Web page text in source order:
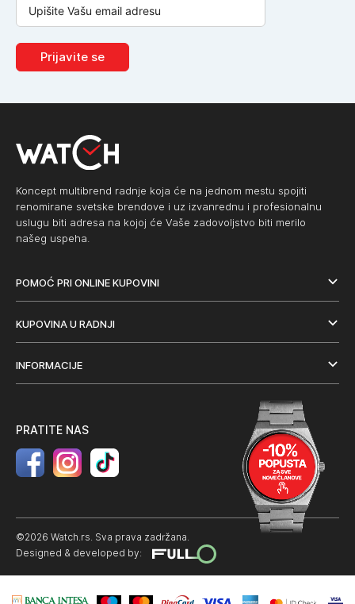
Prijavite se
Koncept multibrend radnje koja će na jednom mestu spojiti
renomirane svetske brendove i uz izvanrednu i profesionalnu
uslugu biti adresa na kojoj će Vaše zadovoljstvo biti merilo
našeg uspeha.
POMOĆ PRI ONLINE KUPOVINI
KUPOVINA U RADNJI
INFORMACIJE
PRATITE NAS
©2026 Watch.rs. Sva prava zadržana.
Designed & developed by: